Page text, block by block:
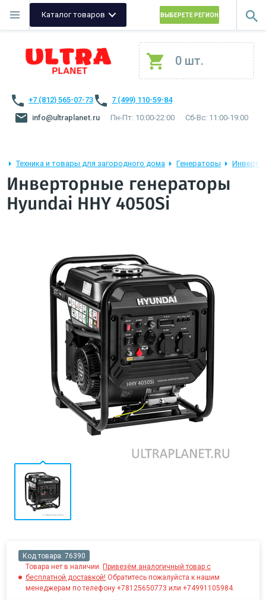
Каталог товаров ВЫБЕРЕТЕ РЕГИОН
0 шт.
+7 (812) 565-07-73
7 (499) 110-59-84
info@ultraplanet.ru
Пн-Пт: 10:00-22:00 Сб-Вс: 11:00-19:00
Техника и товары для загородного дома Генераторы
Инверторные генераторы
Hyundai HHY 4050Si
Код товара: 76390
Товара нет в наличии. Привезём аналогичный товар с
бесплатной доставкой! Обратитесь пожалуйста к нашим
менеджерам по телефону +78125650773 или +74991105984.